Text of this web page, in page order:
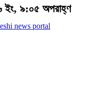
ইং, ৯:০৫ অপরাহ্ণ
news portal